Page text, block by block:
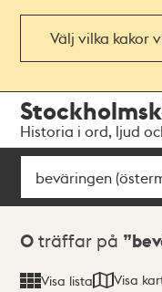
Välj vilka kakor
navigationen
huvudinnehållet
Historia i ord, ljud
Sök
Sökresultat
0 träffar på
Visa lista Visa